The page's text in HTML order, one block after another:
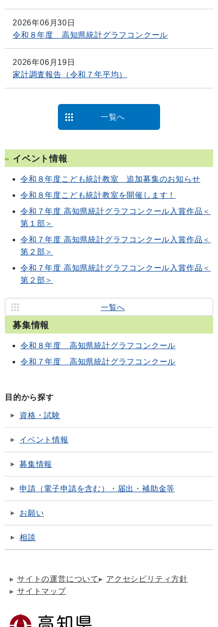
2026年06月30日
令和８年度 高知県統計グラフコンクール
2026年06月19日
家計調査報告（令和７年平均）
一覧へ
イベント情報
令和８年度こども統計教室 追加募集のお知らせ
令和８年度こども統計教室を開催します！
令和７年度 高知県統計グラフコンクール入賞作品＜
第１部＞
令和７年度 高知県統計グラフコンクール入賞作品＜
第２部＞
令和７年度 高知県統計グラフコンクール入賞作品＜
第２部＞
一覧へ
募集情報
令和８年度 高知県統計グラフコンクール
令和７年度 高知県統計グラフコンクール
目的から探す
資格・試験
イベント情報
募集情報
申請（電子申請を含む）・届出・補助金等
お願い
相談
サイトの運営について
アクセシビリティ方針
サイトマップ